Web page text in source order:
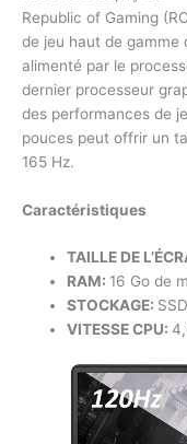
Republic of Gaming
de jeu haut de gamme
alimenté par le
dernier processeur
des performances de
pouces peut offrir un
165 Hz.
Caractéristiques
TAILLE DE
RAM: 16 Go de
STOCKAGE:
VITESSE CPU: